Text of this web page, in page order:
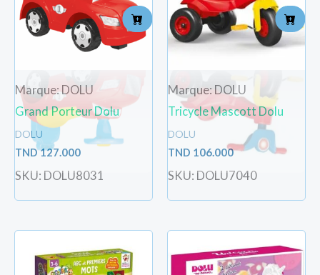
Marque: DOLU
Grand Porteur Dolu
DOLU
TND127.000
SKU: DOLU8031
Marque: DOLU
Tricycle Mascott Dolu
DOLU
TND 106.000
SKU: DOLU7040